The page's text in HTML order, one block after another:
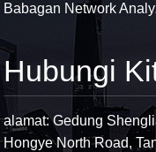
Babagan Network
Hubungi
alamat: Gedung
Hongye North Road,